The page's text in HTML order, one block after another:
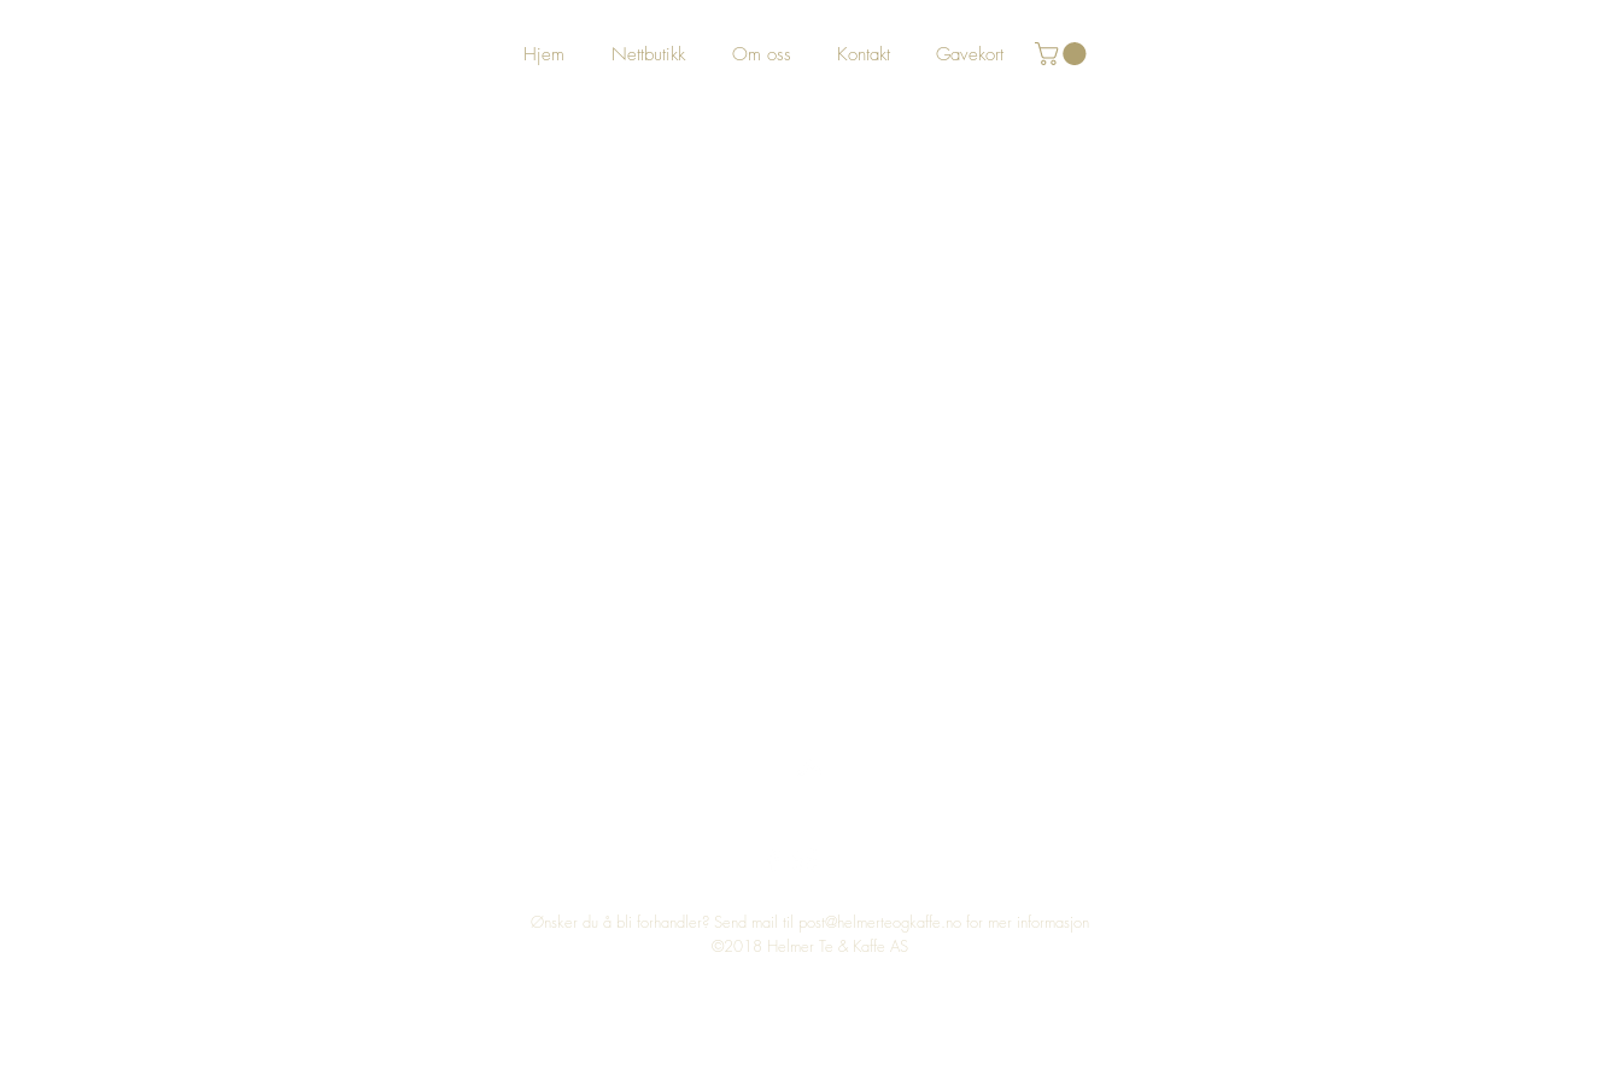
Hjem Nettbutikk Om oss Kontakt Gavekort
Ønsker du å bli forhandler? Send mail til post@helmerteogkaffe.no for mer informasjon
©2018 Helmer Te & Kaffe AS